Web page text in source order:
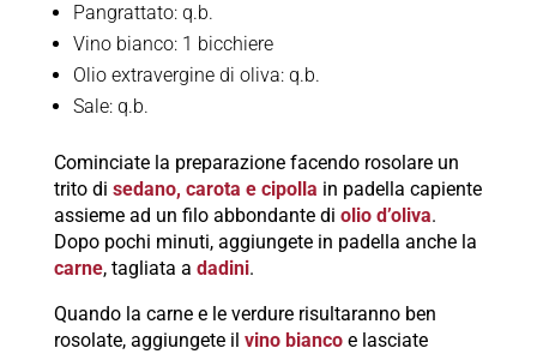
Pangrattato: q.b.
Vino bianco: 1 bicchiere
Olio extravergine di oliva: q.b.
Sale: q.b.
Cominciate la preparazione facendo rosolare un
trito di sedano, carota e cipolla in padella capiente
assieme ad un filo abbondante di olio d’oliva.
Dopo pochi minuti, aggiungete in padella anche la
carne, tagliata a dadini.
Quando la carne e le verdure risultaranno ben
rosolate, aggiungete il vino biancoe lasciate